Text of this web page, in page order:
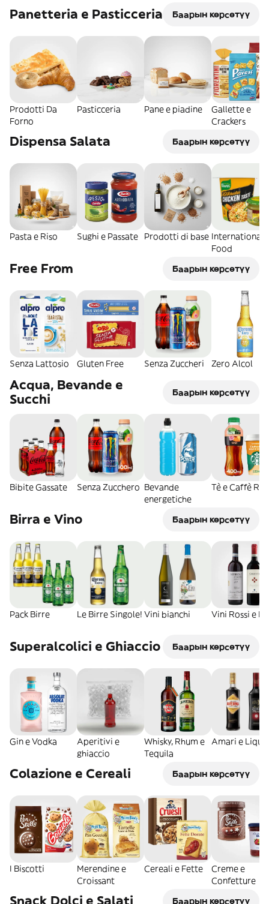
Panetteria e Pasticceria Баарын көрсөтүү
Prodotti Da
Forno
Pasticceria Pane e piadine
Gallette e
Crackers
Dispensa Salata Баарын көрсөтүү
Pasta e Riso Sughi e Passate Prodotti di base International
Food
Free From Баарын көрсөтүү
Senza Lattosio Gluten Free Senza Zuccheri Zero Alcol
Acqua, Bevande e
Succhi
Баарын көрсөтүү
Bibite Gassate Senza Zucchero Bevande
energetiche
Tè e Caffè
Birra e Vino Баарын көрсөтүү
Pack Birre Le Birre Singole! Vini bianchi Vini Rossi e
Superalcolici e Ghiaccio Баарын көрсөтүү
Gin e Vodka
Aperitivi e
ghiaccio
Whisky, Rhum e
Tequila
Amari e
Colazione e Cereali Баарын көрсөтүү
I Biscotti
Merendine e
Croissant
Cereali e Fette
Creme e
Confetture
Snack Dolci e Salati Баарын көрсөтүү